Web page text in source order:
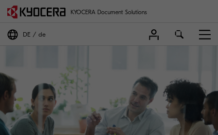
KYOCERA Document Solutions
DE de